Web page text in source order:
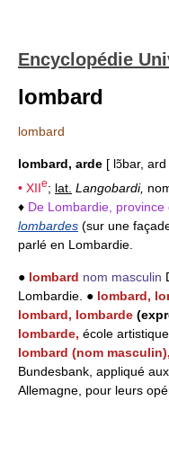
Encyclopédie
lombard
lombard
lombard, arde [ lɔ̃bar, ard
• XIIe; lat. Langobardi,
♦ De Lombardie, province
lombardes (sur une
parlé en Lombardie.
● lombard nom masculin
Lombardie. ● lombard,
lombard, lombarde
lombarde, école
lombard (nom masculin),
Bundesbank, appliqué
Allemagne, pour leurs